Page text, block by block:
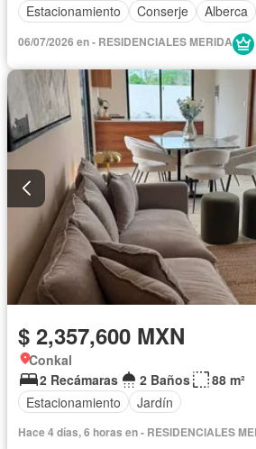
Estacionamiento
Conserje Alberca
06/07/2026 en - RESIDENCIALES MERIDA
$ 2,357,600 MXN
Conkal
2 Recámaras
2 Baños
88 m²
Estacionamiento
Jardín
Hace 4 días, 6 horas en - RESIDENCIALES